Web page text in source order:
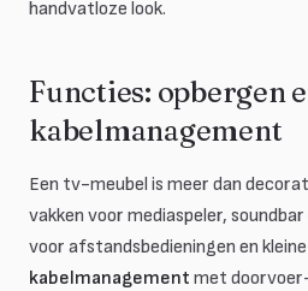
handvatloze look.
Functies: opbergen
kabelmanagement
Een tv-meubel is meer dan
vakken voor mediaspeler,
voor afstandsbedieningen en
kabelmanagement met